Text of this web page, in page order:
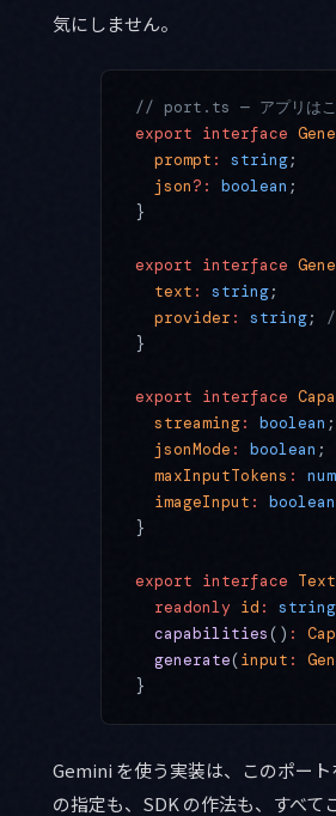
気にしません。
// port.ts — アプリはこの
export interface
  prompt
: string;
  json
?: boolean ;
}
export interface
  text
: string;
  provider
: string;
}
export interface
  streaming
: boolean ;
  jsonMode
: boolean ;
  maxInputTokens
:
  imageInput
: boolean
}
export interface
  readonly
id : string
  capabilities
() :
  generate
(input :
}
Gemini を使う実装は、このポー
の指定も、SDK の作法も、すべて